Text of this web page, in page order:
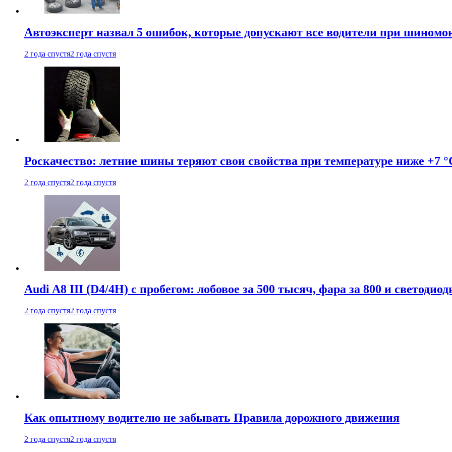
Автоэксперт назвал 5 ошибок, которые допускают все водители при
2 года спустя2 года спустя
Роскачество: летние шины теряют свои свойства при температуре ниже +7
2 года спустя2 года спустя
Audi A8 III (D4/4H) c пробегом: лобовое за 500 тысяч, фара за 800 и
2 года спустя2 года спустя
Как опытному водителю не забывать Правила дорожного движения
2 года спустя2 года спустя